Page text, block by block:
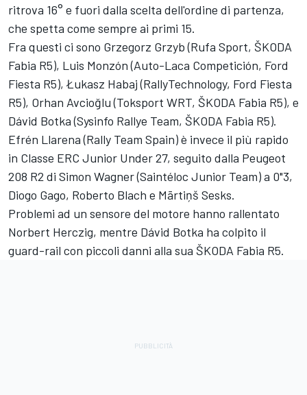
ritrova 16° e fuori dalla scelta dell'ordine di partenza,
che spetta come sempre ai primi 15.
Fra questi ci sono Grzegorz Grzyb (Rufa Sport, ŠKODA
Fabia R5), Luis Monzón (Auto-Laca Competición, Ford
Fiesta R5), Łukasz Habaj (RallyTechnology, Ford Fiesta
R5), Orhan Avcioğlu (Toksport WRT, ŠKODA Fabia R5), e
Dávid Botka (Sysinfo Rallye Team, ŠKODA Fabia R5).
Efrén Llarena (Rally Team Spain) è invece il più rapido
in Classe ERC Junior Under 27, seguito dalla Peugeot
208 R2 di Simon Wagner (Saintéloc Junior Team) a 0"3,
Diogo Gago, Roberto Blach e Mārtiņš Sesks.
Problemi ad un sensore del motore hanno rallentato
Norbert Herczig, mentre Dávid Botka ha colpito il
guard-rail con piccoli danni alla sua ŠKODA Fabia R5.